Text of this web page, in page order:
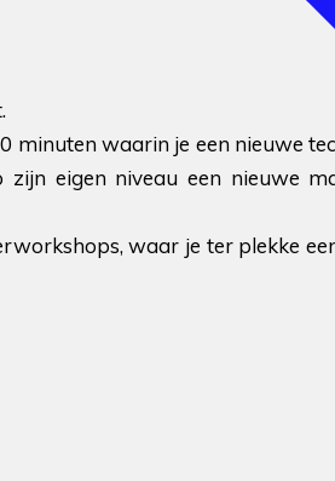
minuten waarin je een nieuwe
eigen niveau een nieuwe
waar je ter plekke